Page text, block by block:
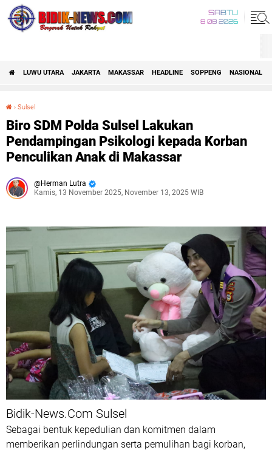
SABTU
8 08 2026
LUWU UTARA JAKARTA MAKASSAR HEADLINE SOPPENG NASIONAL
› Sulsel
Biro SDM Polda Sulsel Lakukan
Pendampingan Psikologi kepada Korban
Penculikan Anak di Makassar
Herman Lutra
Kamis, 13 November 2025, November 13, 2025 WIB
Bidik-News.Com Sulsel
Sebagai bentuk kepedulian dan komitmen dalam
memberikan perlindungan serta pemulihan bagi korban,